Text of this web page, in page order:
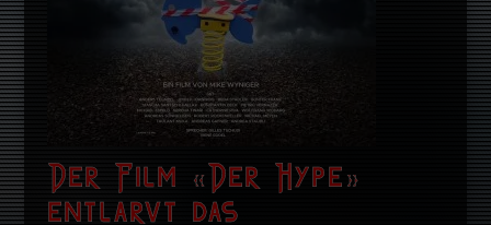
Der Film «Der Hype»
entlarvt das